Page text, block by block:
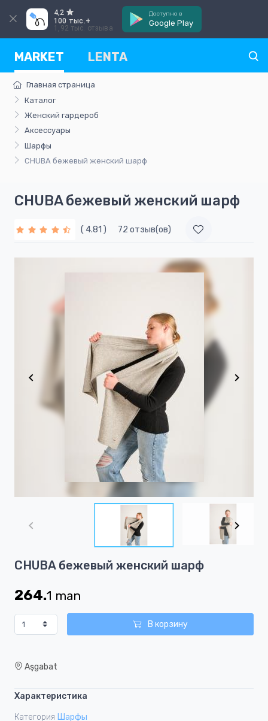
4,2
100 тыс.+
1,92 тыс. отзыва
Доступно в
Google Play
MARKET LENTA
Главная страница
Каталог
Женский гардероб
Аксессуары
Шарфы
CHUBA бежевый женский шарф
CHUBA бежевый женский шарф
( 4.81 ) 72 отзыв(ов)
1
5
CHUBA бежевый женский шарф
264.1 man
В корзину
Aşgabat
Характеристика
Категория Шарфы